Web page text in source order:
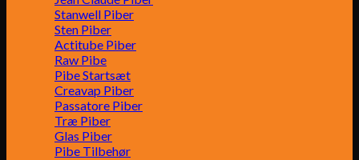
Stanwell Piber
Sten Piber
Actitube Piber
Raw Pibe
Pibe Startsæt
Creavap Piber
Passatore Piber
Træ Piber
Glas Piber
Pibe Tilbehør